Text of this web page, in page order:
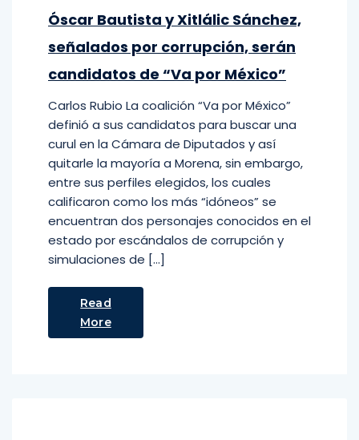
Óscar Bautista y Xitlálic Sánchez,
señalados por corrupción, serán
candidatos de “Va por México”
Carlos Rubio La coalición “Va por México”
definió a sus candidatos para buscar una
curul en la Cámara de Diputados y así
quitarle la mayoría a Morena, sin embargo,
entre sus perfiles elegidos, los cuales
calificaron como los más “idóneos” se
encuentran dos personajes conocidos en el
estado por escándalos de corrupción y
simulaciones de […]
Read
More